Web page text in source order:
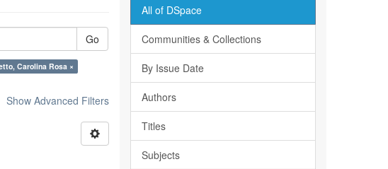
Go
Carolina Rosa ×
Show Advanced Filters
All of DSpace
Communities & Collections
By Issue Date
Authors
Titles
Subjects